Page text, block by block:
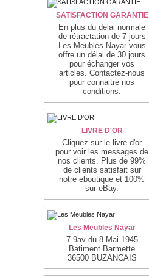
SATISFACTION GARANTIE
En plus du délai normale
de rétractation de 7 jours
Les Meubles Nayar vous
offre un délai de 30 jours
pour échanger vos
articles. Contactez-nous
pour connaitre nos
conditions.
LIVRE D'OR
Cliquez sur le livre d'or
pour voir les messages de
nos clients. Plus de 99%
de clients satisfait sur
notre eboutique et 100%
sur eBay.
Les Meubles Nayar
7-9av du 8 Mai 1945
Batiment Barmette
36500 BUZANCAIS